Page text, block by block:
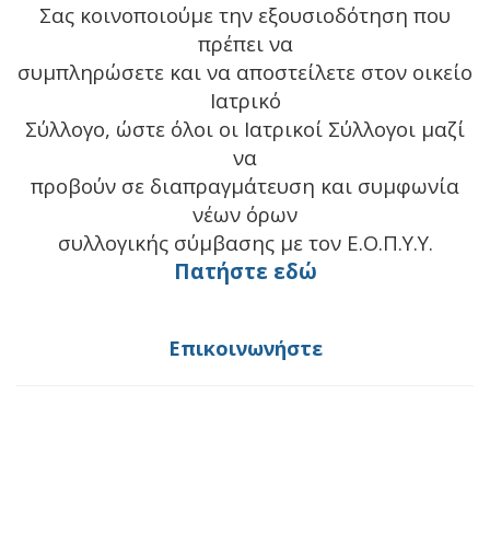
Σας κοινοποιούμε την εξουσιοδότηση που
πρέπει να
συμπληρώσετε και να αποστείλετε στον οικείο
Ιατρικό
Σύλλογο, ώστε όλοι οι Ιατρικοί Σύλλογοι μαζί
να
προβούν σε διαπραγμάτευση και συμφωνία
νέων όρων
συλλογικής σύμβασης με τον Ε.Ο.Π.Υ.Υ.
Πατήστε εδώ
Επικοινωνήστε